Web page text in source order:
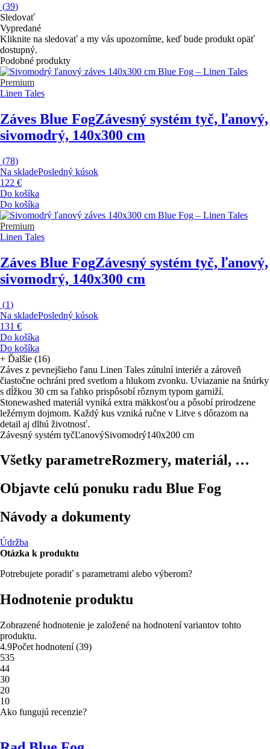
(39)
Sledovať
Vypredané
Kliknite na sledovať a my vás upozorníme, keď bude produkt opäť
dostupný.
Podobné produkty
Premium
Linen Tales
Záves Blue FogZávesný systém tyč, ľanový,
sivomodrý, 140x300 cm
(78)
Na skladePosledný kúsok
122 €
Do košíka
Do košíka
Premium
Linen Tales
Záves Blue FogZávesný systém tyč, ľanový,
sivomodrý, 140x300 cm
(1)
Na skladePosledný kúsok
131 €
Do košíka
Do košíka
+ Ďalšie (16)
Záves z pevnejšieho ľanu Linen Tales zútulní interiér a zároveň
čiastočne ochráni pred svetlom a hlukom zvonku. Uviazanie na šnúrky
s dĺžkou 30 cm sa ľahko prispôsobí rôznym typom garniží.
Stonewashed materiál vyniká extra mäkkosťou a pôsobí prirodzene
ležérnym dojmom. Každý kus vzniká ručne v Litve s dôrazom na
detail aj dlhú životnosť.
Závesný systém tyčĽanovýSivomodrý140x200 cm
Všetky parametreRozmery, materiál, …
Objavte celú ponuku radu Blue Fog
Návody a dokumenty
Údržba
Otázka k produktu
Potrebujete poradiť s parametrami alebo výberom?
Hodnotenie produktu
Zobrazené hodnotenie je založené na hodnotení variantov tohto
produktu.
4.9Počet hodnotení(39)
535
44
30
20
10
Ako fungujú recenzie?